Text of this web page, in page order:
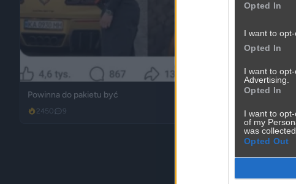
Opted In
I want to
Opted In
I want to
Advertising.
Opted In
I want to
of my
was collected.
Opted Out
Powinna do pakietu być
2450 9 Inne